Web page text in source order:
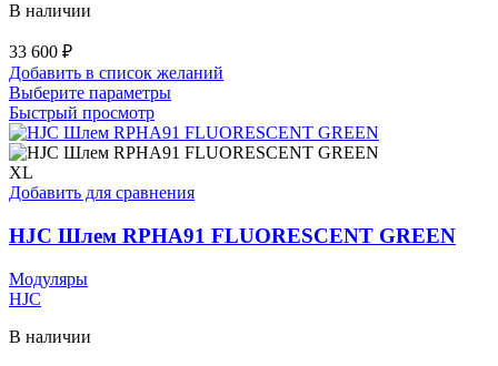
В наличии
33 600 ₽
Добавить в список желаний
Выберите параметрыЭтот
имеет
несколько
Опции
выбрать
на
Быстрый просмотр
XL
Добавить для сравнения
HJC Шлем RPHA91 FLUORESCENT GREEN
Модуляры
HJC
В наличии